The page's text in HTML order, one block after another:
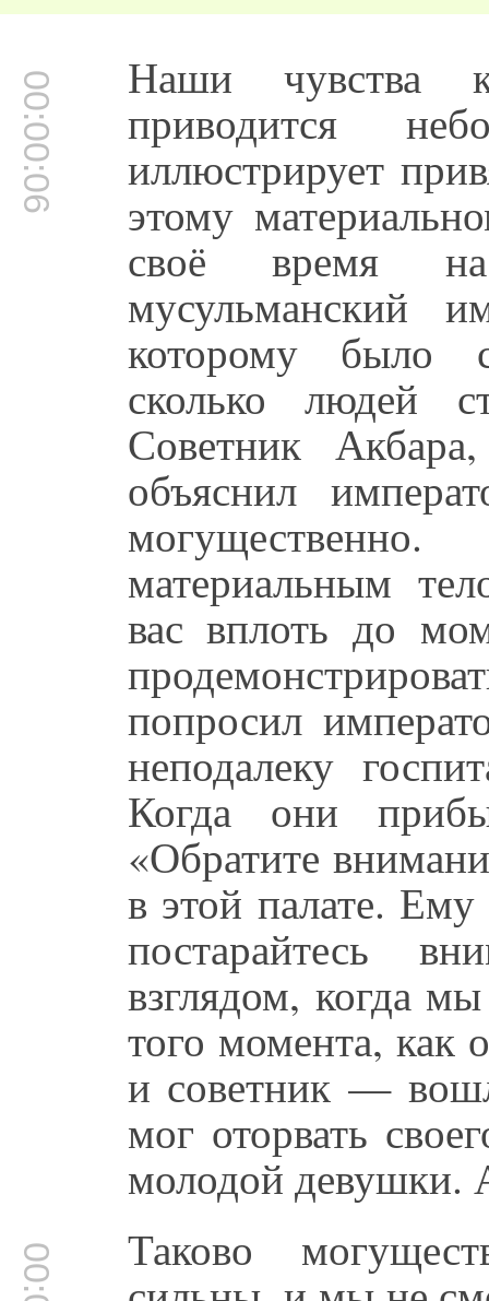
00:00:06 Наши чувства
приводится
иллюстрирует
этому
своё время
мусульманский
которому было
сколько людей
Советник
объяснил
материальным
вас вплоть до
попросил
неподалеку
Когда они
«Обратите
в этой палате.
постарайтесь
взглядом, когда
того момента,
и советник —
мог оторвать
молодой девушки.
Таково